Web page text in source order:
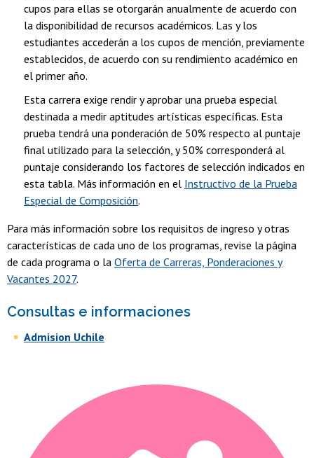
cupos para ellas se otorgarán anualmente de acuerdo con
la disponibilidad de recursos académicos. Las y los
estudiantes accederán a los cupos de mención, previamente
establecidos, de acuerdo con su rendimiento académico en
el primer año.
Esta carrera exige rendir y aprobar una prueba especial
destinada a medir aptitudes artísticas específicas. Esta
prueba tendrá una ponderación de 50% respecto al puntaje
final utilizado para la selección, y 50% corresponderá al
puntaje considerando los factores de selección indicados en
esta tabla. Más información en el Instructivo de la Prueba
Especial de Composición.
Para más información sobre los requisitos de ingreso y otras
características de cada uno de los programas, revise la página
de cada programa o la Oferta de Carreras, Ponderaciones y
Vacantes 2027.
Consultas e informaciones
Admision Uchile